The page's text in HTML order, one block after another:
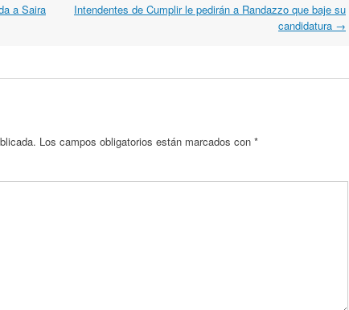
a Saira
Intendentes de Cumplir le pedirán a Randazzo que baje su
candidatura →
Los campos obligatorios están marcados con *